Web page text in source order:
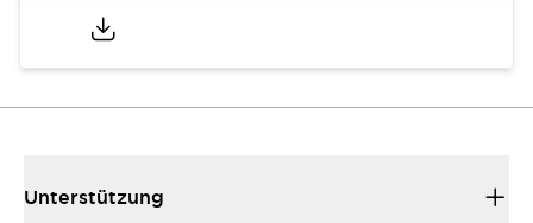
Unterstützung